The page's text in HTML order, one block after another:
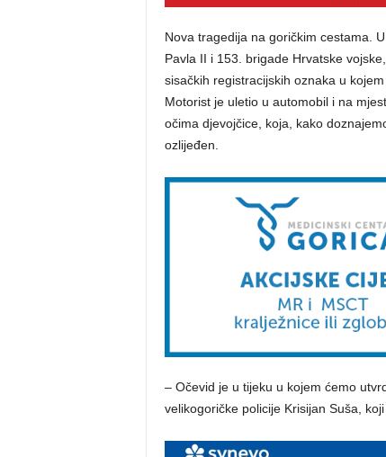
Nova tragedija na goričkim cestama.
Pavla II i 153. brigade Hrvatske
sisačkih registracijskih oznaka u
Motorist je uletio u automobil i na
očima djevojčice, koja, kako
ozlijeđen.
– Očevid je u tijeku u kojem ćemo
velikogoričke policije Krisijan Suša,